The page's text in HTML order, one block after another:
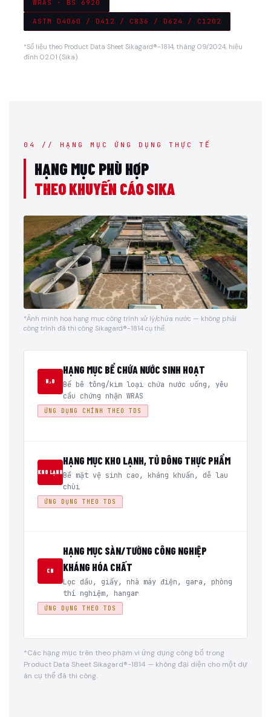
WRAS · BS 6920
ASTM D4060 / D412 / C836 / D624 / C1202
*Số liệu theo Product Data Sheet Sikagard®-1814, tháng 09/2024, hiệu
đính 02.01 (Sika).
04 // HẠNG MỤC ỨNG DỤNG THỰC TẾ
HẠNG MỤC PHÙ HỢP
THEO KHUYẾN CÁO SIKA
*Ảnh minh hoạ hạng mục công trình xử lý/chứa nước — không phải
công trình đã thi công Sikagard®-1814 cụ thể.
H₂O
HẠNG MỤC BỂ CHỨA NƯỚC SINH HOẠT
Bể bê tông/kim loại chứa nước uống, yêu
cầu chứng nhận WRAS
ỨNG DỤNG CHÍNH THEO TDS
KHO LẠNH
HẠNG MỤC KHO LẠNH, TỦ ĐÔNG THỰC PHẨM
Bề mặt vệ sinh cao, kháng khuẩn, dễ lau
chùi
ỨNG DỤNG THEO TDS
CN
HẠNG MỤC SÀN/TƯỜNG CÔNG NGHIỆP
KHÁNG HÓA CHẤT
Lọc dầu, giấy, nhà máy điện, gara, phòng
thí nghiệm, hangar
ỨNG DỤNG THEO TDS
*Các hạng mục trên theo phạm vi ứng dụng công bố trong
Product Data Sheet Sikagard®-1814 — không đại diện cho một dự
án cụ thể đã thi công.